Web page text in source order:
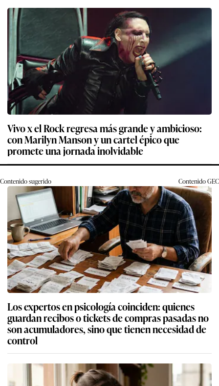
Vivo x el Rock regresa más grande y ambicioso:
con Marilyn Manson y un cartel épico que
promete una jornada inolvidable
Contenido sugerido ContenidoGEC
Los expertos en psicología coinciden: quienes
guardan recibos o tickets de compras pasadas no
son acumuladores, sino que tienen necesidad de
control